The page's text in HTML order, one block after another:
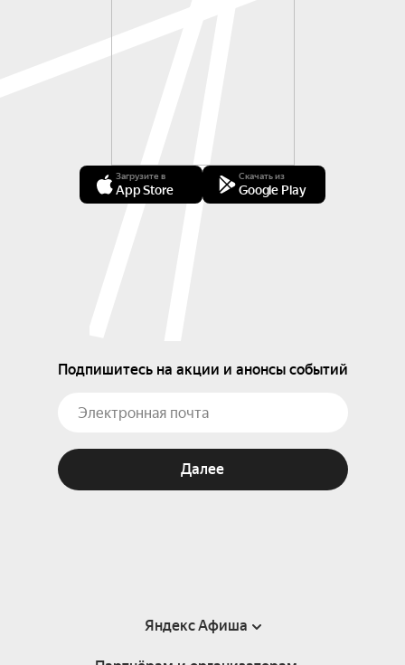
Загрузите в
App Store
Скачать из
Google Play
Подпишитесь на акции и анонсы событий
Далее
Яндекс Афиша